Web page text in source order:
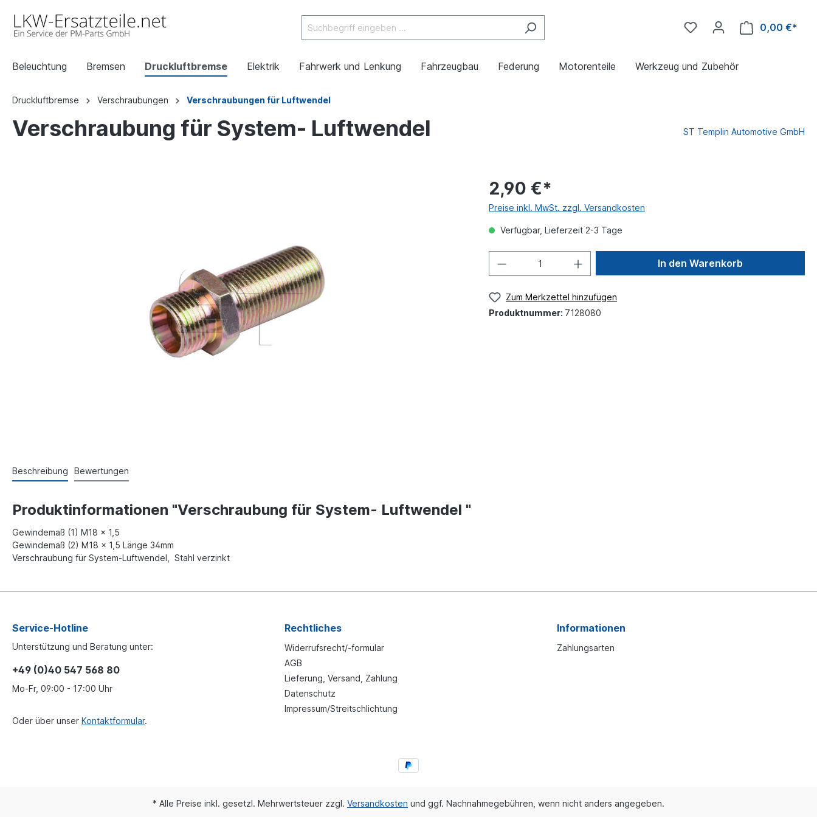
0,00 €*
Beleuchtung Bremsen Druckluftbremse Elektrik Fahrwerk und Lenkung Fahrzeugbau Federung Motorenteile Werkzeug und Zubehör
Druckluftbremse Verschraubungen Verschraubungen für Luftwendel
Verschraubung für System- Luftwendel ST Templin Automotive GmbH
2,90 €*
Preise inkl. MwSt. zzgl. Versandkosten
Verfügbar, Lieferzeit 2-3 Tage
In den Warenkorb
Zum Merkzettel hinzufügen
Produktnummer: 7128080
Beschreibung Bewertungen
Produktinformationen "Verschraubung für System- Luftwendel "
Gewindemaß (1) M18 x 1,5
Gewindemaß (2) M18 x 1,5 Länge 34mm
Verschraubung für System-Luftwendel, Stahl verzinkt
Service-Hotline
Unterstützung und Beratung unter:
+49 (0)40 547 568 80
Mo-Fr, 09:00 - 17:00 Uhr
Oder über unser Kontaktformular.
Rechtliches
Widerrufsrecht/-formular
AGB
Lieferung, Versand, Zahlung
Datenschutz
Impressum/Streitschlichtung
Informationen
Zahlungsarten
* Alle Preise inkl. gesetzl. Mehrwertsteuer zzgl. Versandkosten und ggf. Nachnahmegebühren, wenn nicht anders angegeben.